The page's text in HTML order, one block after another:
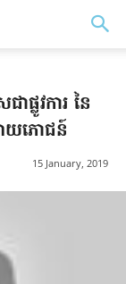
ផ្លូវការ នៃ
យភោជន៍
15 January, 2019